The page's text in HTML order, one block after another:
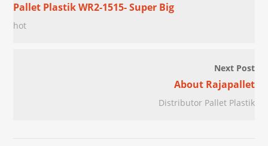
Pallet Plastik WR2-1515- Super Big
hot
Next Post
About Rajapallet
Distributor Pallet Plastik